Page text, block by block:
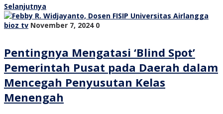
Selanjutnya
bioz tv November 7, 2024 0
Pentingnya Mengatasi ‘Blind Spot’
Pemerintah Pusat pada Daerah dalam
Mencegah Penyusutan Kelas
Menengah